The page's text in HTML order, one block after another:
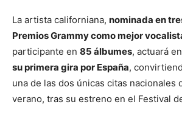
La artista californiana, nominada en
Premios Grammy como mejor
participante en 85 álbumes, actuará
su primera gira por España,
una de las dos únicas citas nacionales
verano, tras su estreno en el Festival